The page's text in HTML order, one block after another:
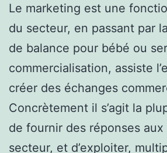
Le marketing est une
du secteur, en passant par
de balance pour bébé ou
commercialisation, assiste
créer des échanges
Concrètement il s’agit la
de fournir des réponses
secteur, et d’exploiter,